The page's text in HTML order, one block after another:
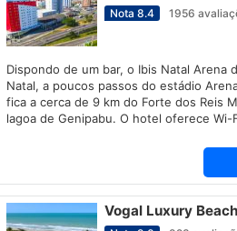
Nota 8.4 1956
Dispondo de um bar, o Ibis Natal Arena
Natal, a poucos passos do estádio
fica a cerca de 9 km do Forte dos Reis
lagoa de Genipabu. O hotel oferece Wi-
Vogal Luxury